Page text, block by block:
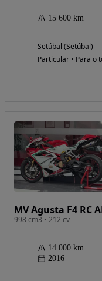
15 600 km
Setúbal (Setúbal)
Particular • Para o
MV Agusta F4 RC
998 cm3 • 212 cv
14 000 km
2016